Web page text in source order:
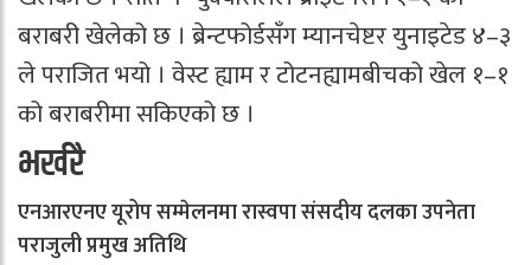
बराबरी खेलेको छ । ब्रेन्टफोर्डसँग म्यानचेष्टर युनाइटेड ४–३
ले पराजित भयो । वेस्ट ह्याम र टोटनह्यामबीचको खेल १–१
को बराबरीमा सकिएको छ ।
भर्खरै
एनआरएनए यूरोप सम्मेलनमा रास्वपा संसदीय दलका उपनेता
पराजुली प्रमुख अतिथि